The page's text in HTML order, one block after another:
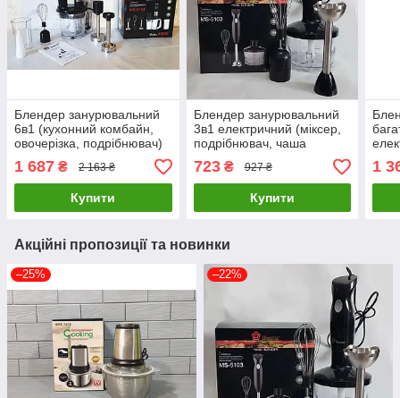
Блендер занурювальний
6в1 (кухонний комбайн,
овочерізка, подрібнювач)
DOMOTEC MS-5107 800вт
1 687 ₴ 2 163 ₴
Купити
Блендер занурювальний
3в1 електричний (міксер,
подрібнювач, чаша
600мл) Domotec 5103 /
500 Вт
723₴ 927 ₴
Купити
1
Акційні пропозиції та новинки
–25% –22%